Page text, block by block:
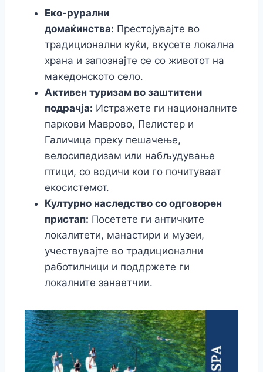
Еко-рурални
домаќинства: Престојувајте во
традиционални куќи, вкусете локална
храна и запознајте се со животот на
македонското село.
Активен туризам во заштитени
подрачја: Истражете ги националните
паркови Маврово, Пелистер и
Галичица преку пешачење,
велосипедизам или набљудување
птици, со водичи кои го почитуваат
екосистемот.
Културно наследство со одговорен
пристап: Посетете ги античките
локалитети, манастири и музеи,
учествувајте во традиционални
работилници и поддржете ги
локалните занаетчии.